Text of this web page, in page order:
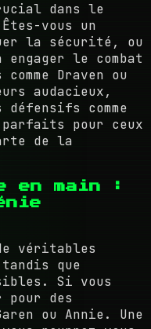
dans le
vous un
la sécurité, ou
le combat
Draven ou
audacieux,
comme
parfaits pour ceux
de la
en main :
véritables
que
Si vous
pour des
ou Annie. Une